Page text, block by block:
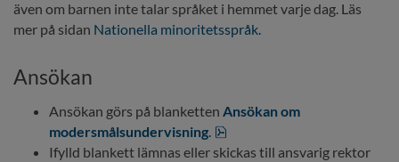
även om barnen inte talar språket i hemmet varje dag. Läs
mer på sidan Nationella minoritetsspråk.
Ansökan
Ansökan görs på blanketten Ansökan om
modersmålsundervisning.
pdf, 301.7 kB, öppnas i nytt
Ifylld blankett lämnas eller skickas till ansvarig rektor